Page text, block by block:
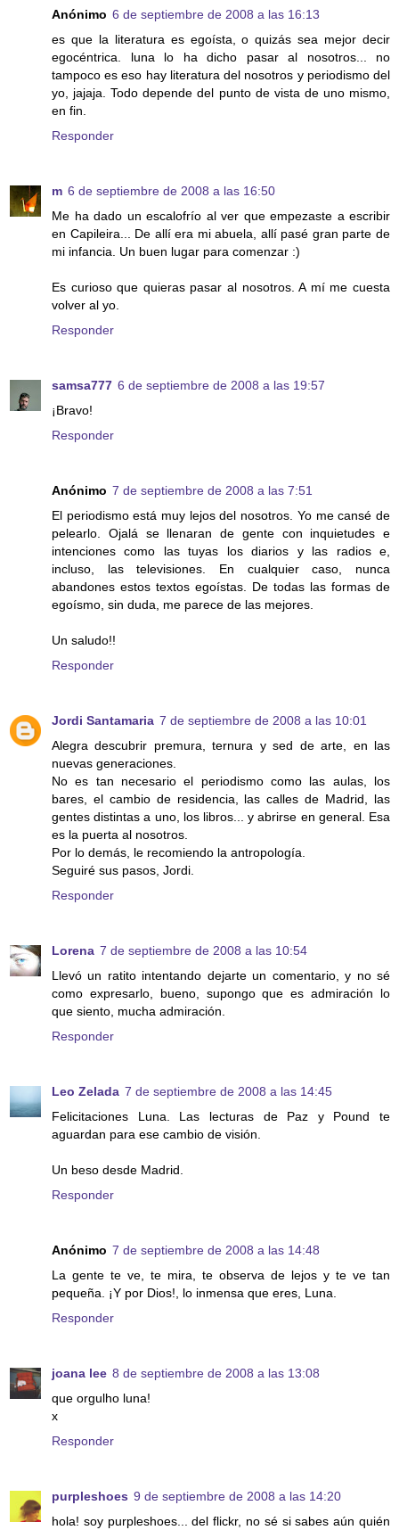
Anónimo 6 de septiembre de 2008 a las 16:13
es que la literatura es egoísta, o quizás sea mejor decir
egocéntrica. luna lo ha dicho pasar al nosotros... no
tampoco es eso hay literatura del nosotros y periodismo del
yo, jajaja. Todo depende del punto de vista de uno mismo,
en fin.
Responder
m 6 de septiembre de 2008 a las 16:50
Me ha dado un escalofrío al ver que empezaste a escribir
en Capileira... De allí era mi abuela, allí pasé gran parte de
mi infancia. Un buen lugar para comenzar :)
Es curioso que quieras pasar al nosotros. A mí me cuesta
volver al yo.
Responder
samsa777 6 de septiembre de 2008 a las 19:57
¡Bravo!
Responder
Anónimo 7 de septiembre de 2008 a las 7:51
El periodismo está muy lejos del nosotros. Yo me cansé de
pelearlo. Ojalá se llenaran de gente con inquietudes e
intenciones como las tuyas los diarios y las radios e,
incluso, las televisiones. En cualquier caso, nunca
abandones estos textos egoístas. De todas las formas de
egoísmo, sin duda, me parece de las mejores.
Un saludo!!
Responder
Jordi Santamaria 7 de septiembre de 2008 a las 10:01
Alegra descubrir premura, ternura y sed de arte, en las
nuevas generaciones.
No es tan necesario el periodismo como las aulas, los
bares, el cambio de residencia, las calles de Madrid, las
gentes distintas a uno, los libros... y abrirse en general. Esa
es la puerta al nosotros.
Por lo demás, le recomiendo la antropología.
Seguiré sus pasos, Jordi.
Responder
Lorena 7 de septiembre de 2008 a las 10:54
Llevó un ratito intentando dejarte un comentario, y no sé
como expresarlo, bueno, supongo que es admiración lo
que siento, mucha admiración.
Responder
Leo Zelada 7 de septiembre de 2008 a las 14:45
Felicitaciones Luna. Las lecturas de Paz y Pound te
aguardan para ese cambio de visión.
Un beso desde Madrid.
Responder
Anónimo 7 de septiembre de 2008 a las 14:48
La gente te ve, te mira, te observa de lejos y te ve tan
pequeña. ¡Y por Dios!, lo inmensa que eres, Luna.
Responder
joana lee 8 de septiembre de 2008 a las 13:08
que orgulho luna!
x
Responder
purpleshoes 9 de septiembre de 2008 a las 14:20
hola! soy purpleshoes... del flickr, no sé si sabes aún quién